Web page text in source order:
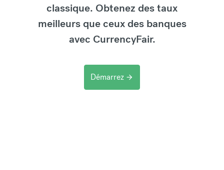
classique. Obtenez des taux
meilleurs que ceux des banques
avec CurrencyFair.
Démarrez arrow_forward